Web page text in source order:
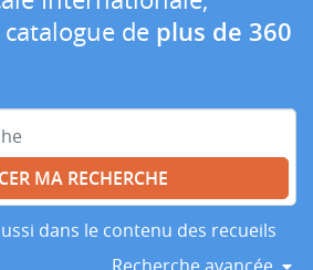
de plus de 360
dans le contenu des recueils
Recherche avancée